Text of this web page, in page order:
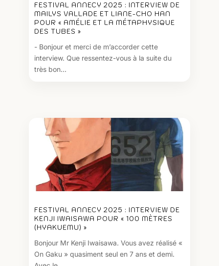
FESTIVAL ANNECY 2025 : INTERVIEW DE
MAILYS VALLADE ET LIANE-CHO HAN
POUR « AMÉLIE ET LA MÉTAPHYSIQUE
DES TUBES »
- Bonjour et merci de m’accorder cette
interview. Que ressentez-vous à la suite du
très bon...
FESTIVAL ANNECY 2025 : INTERVIEW DE
KENJI IWAISAWA POUR « 100 MÈTRES
(HYAKUEMU) »
Bonjour Mr Kenji Iwaisawa. Vous avez réalisé «
On Gaku » quasiment seul en 7 ans et demi.